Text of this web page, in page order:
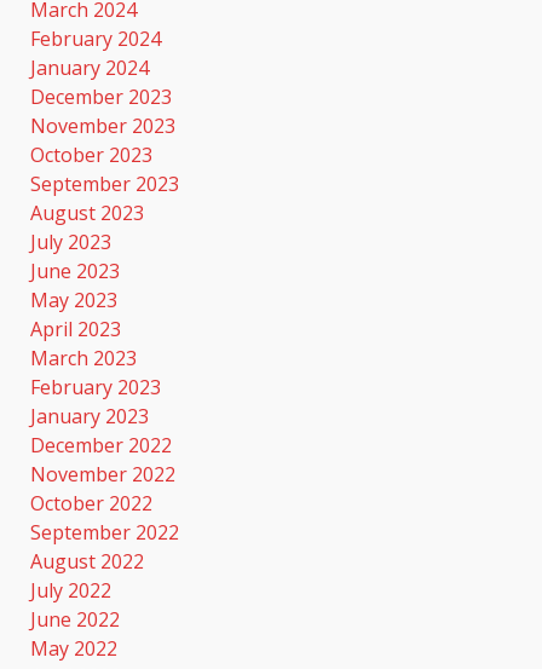
March 2024
February 2024
January 2024
December 2023
November 2023
October 2023
September 2023
August 2023
July 2023
June 2023
May 2023
April 2023
March 2023
February 2023
January 2023
December 2022
November 2022
October 2022
September 2022
August 2022
July 2022
June 2022
May 2022